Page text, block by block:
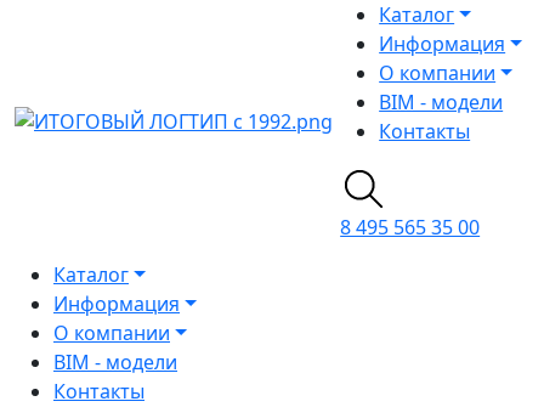
Каталог
Информация
О компании
BIM - модели
Контакты
8 495 565 35 00
Каталог
Информация
О компании
BIM - модели
Контакты